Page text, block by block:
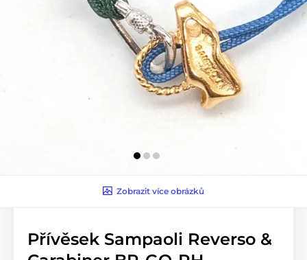
Zobrazit více obrázků
Přívěsek Sampaoli Reverso &